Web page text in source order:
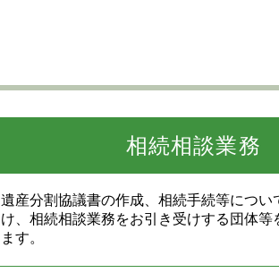
相続相談業務
遺産分割協議書の作成、相続手続等につい
け、相続相談業務をお引き受けする団体等
ます。